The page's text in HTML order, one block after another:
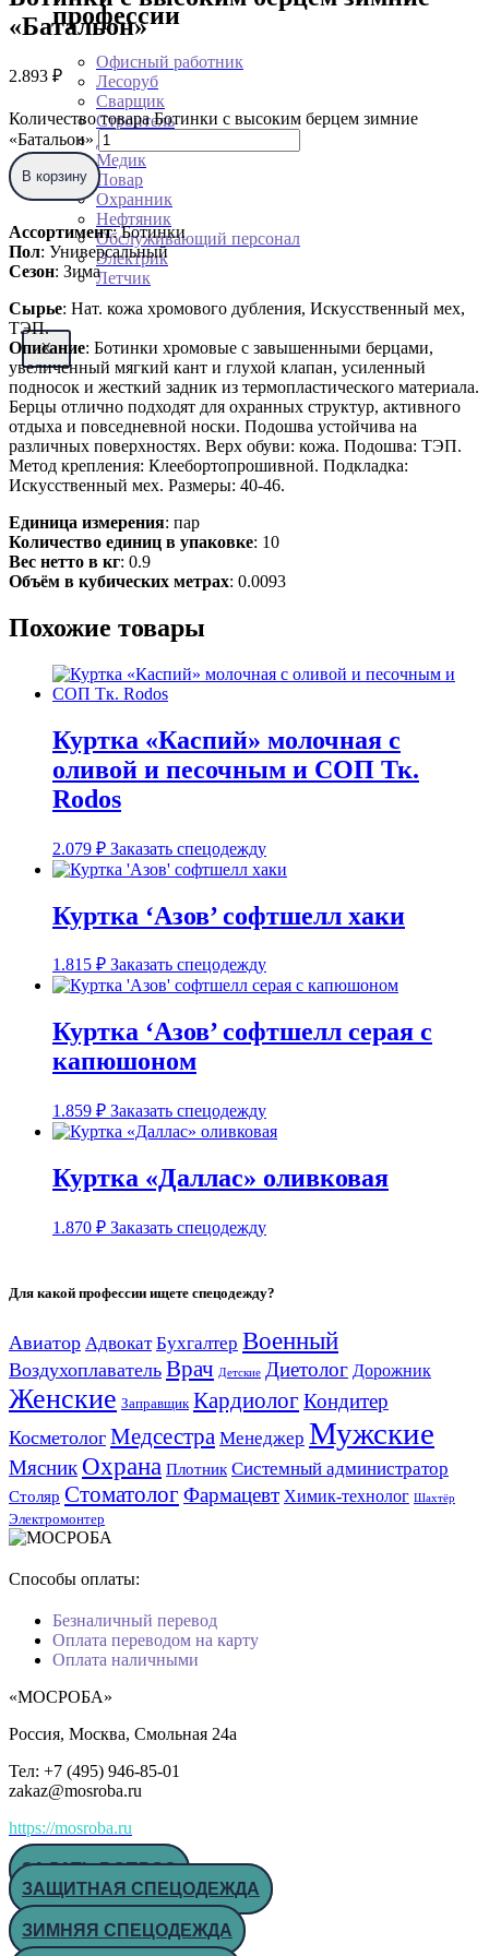
профессии
Офисный работник
Лесоруб
Сварщик
Строитель
Дорожник
Медик
Повар
Охранник
Нефтяник
Обслуживающий персонал
Электрик
Летчик
X
«Батальон»
2.893 ₽
Количество товара Ботинки с высоким берцем зимние
«Батальон»
В корзину
Ассортимент: Ботинки
Пол: Универсальный
Сезон: Зима
Сырье: Нат. кожа хромового дубления, Искусственный мех,
ТЭП.
Описание: Ботинки хромовые с завышенными берцами,
увеличенный мягкий кант и глухой клапан, усиленный
подносок и жесткий задник из термопластического материала.
Берцы отлично подходят для охранных структур, активного
отдыха и повседневной носки. Подошва устойчива на
различных поверхностях. Верх обуви: кожа. Подошва: ТЭП.
Метод крепления: Клеебортопрошивной. Подкладка:
Искусственный мех. Размеры: 40-46.
Единица измерения: пар
Количество единиц в упаковке: 10
Вес нетто в кг: 0.9
Объём в кубических метрах: 0.0093
Похожие товары
Куртка «Каспий» молочная с
оливой и песочным и СОП Тк.
Rodos
2.079 ₽ Заказать спецодежду
Куртка ‘Азов’ софтшелл хаки
1.815 ₽ Заказать спецодежду
Куртка ‘Азов’ софтшелл серая с
капюшоном
1.859 ₽ Заказать спецодежду
Куртка «Даллас» оливковая
1.870 ₽ Заказать спецодежду
Для какой профессии ищете спецодежду?
Авиатор Адвокат Бухгалтер Военный
Воздухоплаватель Врач Детские Диетолог Дорожник
Женские Заправщик Кардиолог Кондитер
Косметолог Медсестра Менеджер Мужские
Мясник Охрана Плотник Системный администратор
Столяр Стоматолог Фармацевт Химик-технолог Шахтёр
Электромонтер
Способы оплаты:
Безналичный перевод
Оплата переводом на карту
Оплата наличными
«МОСРОБА»
Россия, Москва, Смольная 24а
Тел: +7 (495) 946-85-01
zakaz@mosroba.ru
https://mosroba.ru
ЗАДАТЬ ВОПРОС
ЗАЩИТНАЯ СПЕЦОДЕЖДА
ЗИМНЯЯ СПЕЦОДЕЖДА